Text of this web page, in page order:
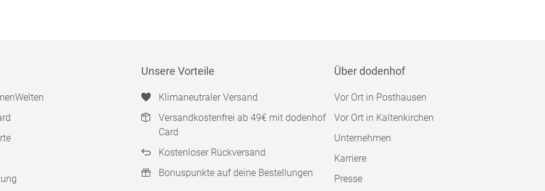
Unsere Vorteile
Klimaneutraler Versand
Versandkostenfrei ab 49€ mit dodenhof
Card
Kostenloser Rückversand
Bonuspunkte auf deine Bestellungen
Über dodenhof
Vor Ort in Posthausen
Vor Ort in Kaltenkirchen
Unternehmen
Karriere
Presse